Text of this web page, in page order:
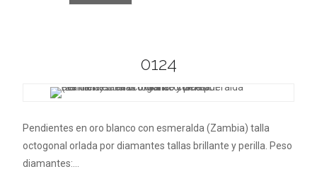
0124
Pendientes en oro blanco con esmeralda (Zambia) talla
octogonal orlada por diamantes tallas brillante y perilla. Peso
diamantes:…